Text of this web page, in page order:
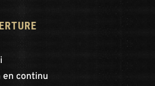
en continu